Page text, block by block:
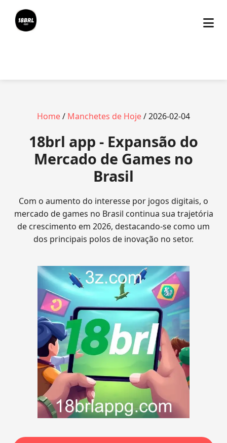
Home/ Manchetes de Hoje/ 2026-02-04
18brl app - Expansão do
Mercado de Games no
Brasil
Com o aumento do interesse por jogos digitais, o
mercado de games no Brasil continua sua trajetória
de crescimento em 2026, destacando-se como um
dos principais polos de inovação no setor.